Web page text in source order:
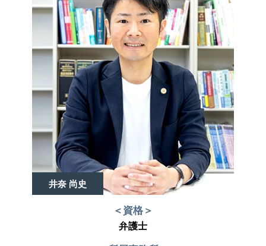
井奈 尚史
＜資格＞
弁護士